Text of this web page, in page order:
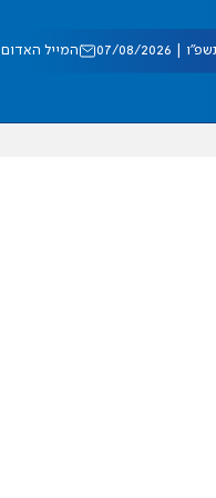
08/2026 המייל האדום